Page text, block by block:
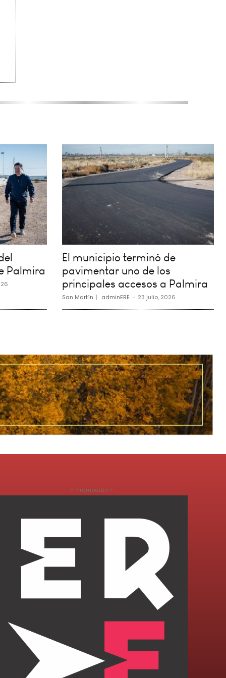
Palmira
El municipio terminó de
pavimentar uno de los
principales accesos a Palmira
San Martín adminERE - 23 julio, 2026
- Promoción -